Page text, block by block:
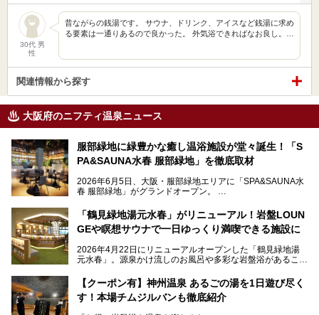
30代 男
性
昔ながらの銭湯です。 サウナ、ドリンク、アイスなど銭湯に求め
る要素は一通りあるので良かった。 外気浴できればなお良し。…
関連情報から探す
大阪府のニフティ温泉ニュース
服部緑地に緑豊かな癒し温浴施設が堂々誕生！「S
PA&SAUNA水春 服部緑地」を徹底取材
2026年6月5日、大阪・服部緑地エリアに「SPA&SAUNA水
春 服部緑地」がグランドオープン。
当初の計画から約5年の時を経て誕生した本施設は、温泉・
サウナ・岩盤浴・フィットネス・ラウンジ・レストランなど
を融合した、これまでの“水春”のイメージをさらに進化させ
今回はオープン前の内覧会に参加し、館内のこだわりポイン
サウナー注目の3種のサウナや160cmの深水風呂、没入感の
高い岩盤浴エリア、日本最大の台数を誇る最新AIフィットネ
スマシンなど、見どころ満載の館内を詳しくご紹介します。
「鶴見緑地湯元水春」がリニューアル！岩盤LOUN
GEや瞑想サウナで一日ゆっくり満喫できる施設に
2026年4月22日にリニューアルオープンした「鶴見緑地湯
元水春」。源泉かけ流しのお風呂や多彩な岩盤浴があること
に“一日中くつろげる場所”としてパワーアップしています。
今回のリニューアルでは、新たに登場した瞑想サウナをはじ
【クーポン有】神州温泉 あるごの湯を1日遊び尽く
す！本場チムジルバンも徹底紹介